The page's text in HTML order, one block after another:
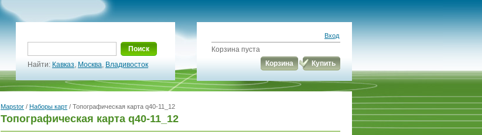
Поиск
Найти: Кавказ, Москва, Владивосток
Вход
Корзина пуста
Корзина
Купить
Mapstor / Наборы карт / Топографическая карта q40-11_12
Топографическая карта q40-11_12